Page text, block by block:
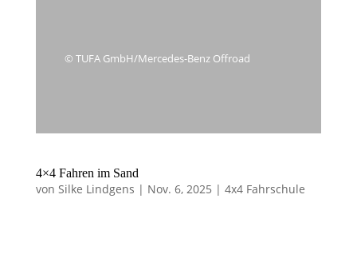
© TUFA GmbH/Mercedes-Benz Offroad
4×4 Fahren im Sand
von Silke Lindgens | Nov. 6, 2025 | 4x4 Fahrschule